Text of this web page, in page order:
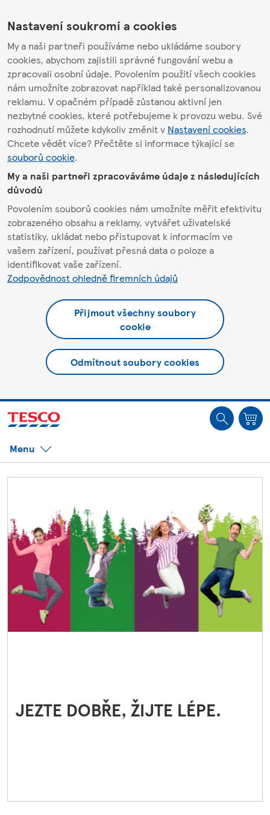
Nastavení soukromí a cookies
My a naši partneři používáme nebo ukládáme soubory
cookies, abychom zajistili správné fungování webu a
zpracovali osobní údaje. Povolením použití všech cookies
nám umožníte zobrazovat například také personalizovanou
reklamu. V opačném případě zůstanou aktivní jen
nezbytné cookies, které potřebujeme k provozu webu. Své
rozhodnutí můžete kdykoliv změnit v Nastavení cookies.
Chcete vědět více? Přečtěte si informace týkající se
souborů cookie.
My a naši partneři zpracováváme údaje z následujících
důvodů
Povolením souborů cookies nám umožníte měřit efektivitu
zobrazeného obsahu a reklamy, vytvářet uživatelské
statistiky, ukládat nebo přistupovat k informacím ve
vašem zařízení, používat přesná data o poloze a
identifikovat vaše zařízení.
Zodpovědnost ohledně firemních údajů
Přijmout všechny soubory
cookie
Odmítnout soubory cookies
Jste offline. Některé funkce mohou být nedostupné.
Menu
JEZTE DOBŘE, ŽIJTE LÉPE.